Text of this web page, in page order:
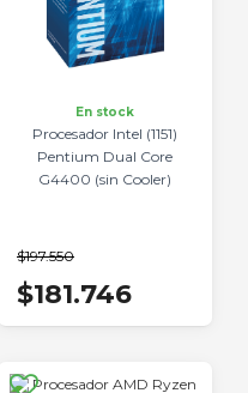
En stock
Procesador Intel (1151)
Pentium Dual Core
G4400 (sin Cooler)
$197.550
$181.746